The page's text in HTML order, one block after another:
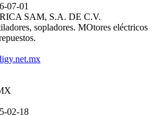
07-01
SAM, S.A. DE C.V.
sopladores. MOtores eléctricos
02-18